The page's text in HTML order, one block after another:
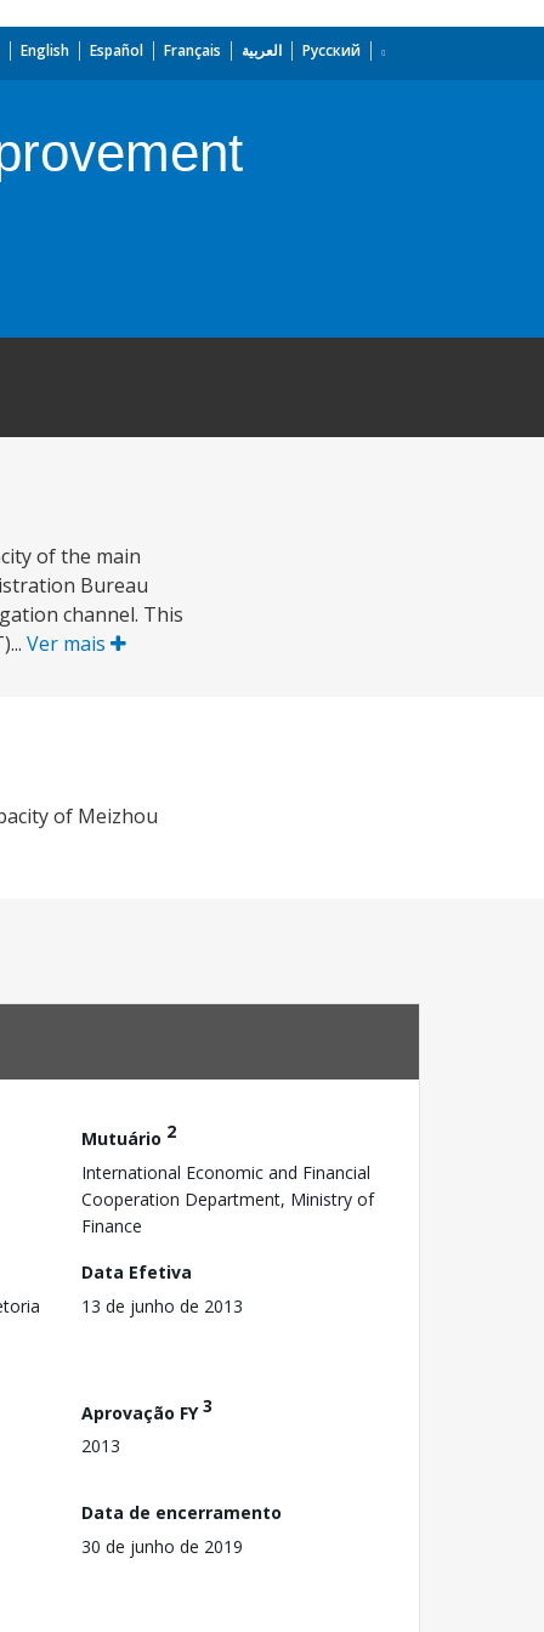
English Español Français العربية Русский
of the main
Bureau
channel. This
Ver mais
of Meizhou
Mutuário 2
International Economic and Financial
Cooperation Department, Ministry of
Finance
Data Efetiva
13 de junho de 2013
Aprovação FY3
2013
Data de encerramento
30 de junho de 2019